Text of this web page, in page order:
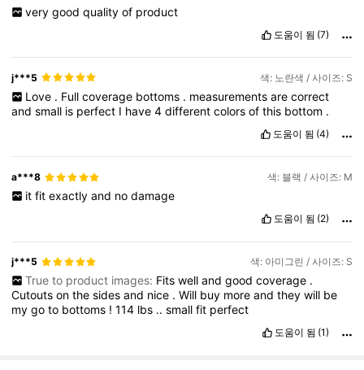
very good quality of product
도움이 됨 (7)
j***5 색: 노란색 / 사이즈: S
Love . Full coverage bottoms . measurements are correct
andsmall is perfect I have4differentcolorsofthis bottom .
도움이 됨 (4)
a***8 색: 블랙 / 사이즈: M
it fit exactly and no damage
도움이 됨 (2)
j***5 색: 아미그린 / 사이즈: S
True to product images: Fits well and good coverage .
Cutoutsonthesidesand nice .Will buy moreandtheywill be
mygoto bottoms !114 lbs ..smallfit perfect
도움이 됨 (1)